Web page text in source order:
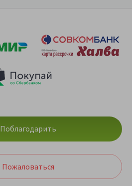
Поблагодарить
Пожаловаться